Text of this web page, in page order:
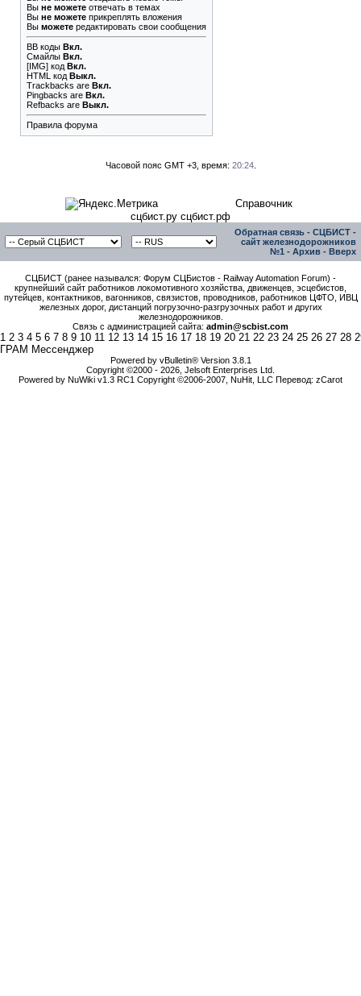
Вы не можете отвечать в темах
Вы не можете прикреплять вложения
Вы можете редактировать свои сообщения
BB коды Вкл.
Смайлы Вкл.
[IMG] код Вкл.
HTML код Выкл.
Trackbacks are Вкл.
Pingbacks are Вкл.
Refbacks are Выкл.
Правила форума
Часовой пояс GMT +3, время: 20:24.
Справочник
сцбист.ру сцбист.рф
Обратная связь - СЦБИСТ -
сайт железнодорожников
№1 - Архив - Вверх
СЦБИСТ (ранее назывался: Форум СЦБистов - Railway Automation Forum) -
крупнейший сайт работников локомотивного хозяйства, движенцев, эсцебистов,
путейцев, контактников, вагонников, связистов, проводников, работников ЦФТО, ИВЦ
железных дорог, дистанций погрузочно-разгрузочных работ и других
железнодорожников.
Связь с администрацией сайта: admin@scbist.com
1 2 3 4 5 6 7 8 9 10 11 12 13 14 15 16 17 18 19 20 21 22 23 24 25 26 27 28
ГРАМ Мессенджер
Powered by vBulletin® Version 3.8.1
Copyright ©2000 - 2026, Jelsoft Enterprises Ltd.
Powered by NuWiki v1.3 RC1 Copyright ©2006-2007, NuHit, LLC Перевод: zCarot